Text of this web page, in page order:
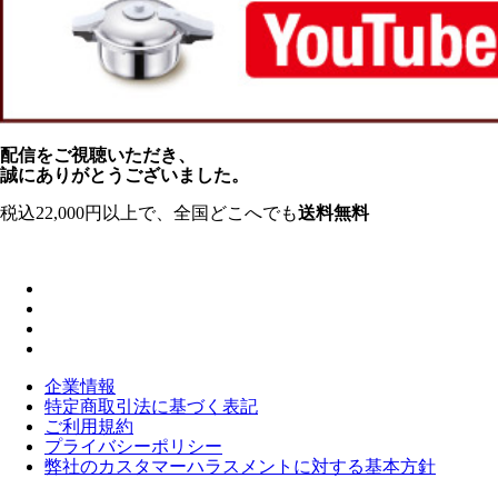
配信をご視聴いただき、
誠にありがとうございました。
税込22,000円以上で、全国どこへでも送料無料
企業情報
特定商取引法に基づく表記
ご利用規約
プライバシーポリシー
弊社のカスタマーハラスメントに対する基本方針